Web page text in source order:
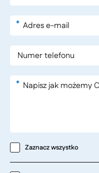
*
*
Zaznacz wszystko